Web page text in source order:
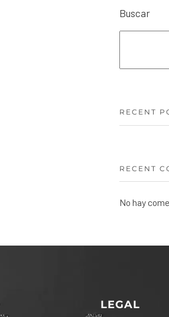
Buscar
RECENT
RECENT
No hay
LEGAL